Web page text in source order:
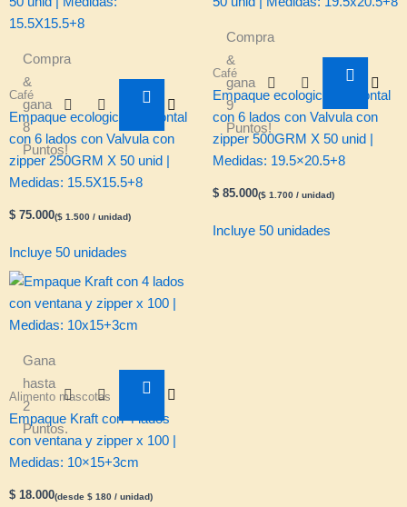
Compra
&
gana
8
Puntos!
Café
Empaque ecologico horizontal
con 6 lados con Valvula con
zipper 250GRM X 50 unid |
Medidas: 15.5X15.5+8
$ 75.000($ 1.500 / unidad)
Incluye 50 unidades
Compra
&
gana
9
Puntos!
Café
Empaque ecologico horizontal
con 6 lados con Valvula con
zipper 500GRM X 50 unid |
Medidas: 19.5×20.5+8
$ 85.000($ 1.700 / unidad)
Incluye 50 unidades
Gana
hasta
2
Puntos.
tiene
múltiples
variantes.
Las
se
Alimento mascotas
Empaque Kraft con 4 lados
con ventana y zipper x 100 |
Medidas: 10×15+3cm
$ 18.000(desde $ 180 / unidad)